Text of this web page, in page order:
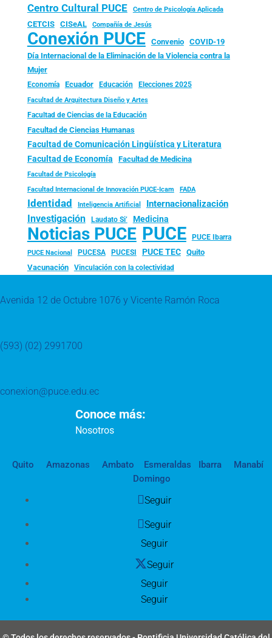
Centro Cultural PUCE Centro de Psicología Aplicada
CETCIS CISeAL Compañía de Jesús
Conexión PUCE Convenio
COVID-19
Día Internacional de la Eliminación de la Violencia contra la
Mujer
Economía Ecuador Educación Elecciones 2025
Facultad de Arquitectura Diseño y Artes
Facultad de Ciencias de la Educación
Facultad de Ciencias Humanas
Facultad de Comunicación Lingüística y Literatura
Facultad de Economía Facultad de Medicina
Facultad de Psicología
Facultad Internacional de Innovación PUCE-Icam FADA
Identidad Inteligencia Artificial Internacionalización
Investigación Laudato Si’ Medicina
Noticias PUCE PUCE PUCE Ibarra
PUCE Nacional PUCESA PUCESI PUCE TEC
Quito
Vacunación
Vinculación con la colectividad
Avenida 12 de Octubre 1076 y Vicente Ramón Roca
(593) (02) 2991700
conexion@puce.edu.ec
Conoce más:
Nosotros
Quito Amazonas Ambato Esmeraldas Ibarra
Manabí
Domingo
Seguir
Seguir
Seguir
Seguir
Seguir
Seguir